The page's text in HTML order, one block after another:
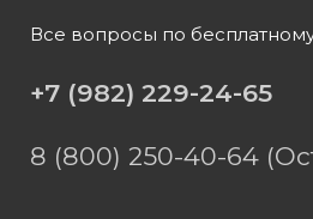
Все вопросы по
+7 (982) 229-24-65
8 (800) 250-40-64